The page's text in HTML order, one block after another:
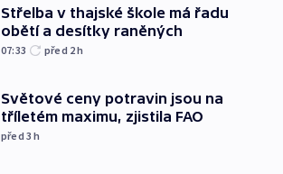
Střelba v thajské škole má řadu
obětí a desítky raněných
07:33 před 2h
Světové ceny potravin jsou na
tříletém maximu, zjistila FAO
před 3h